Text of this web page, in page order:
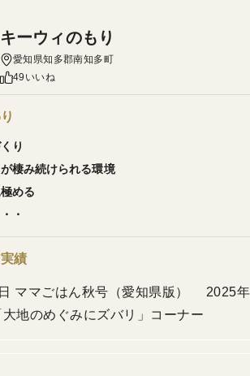
キーウィのもり
愛知県知多郡南知多町
49いいね
り
棲み続けられる環境
める
・
績
ママごはん秋号（愛知県版） 2025
地のめぐみにズバリ」コーナー